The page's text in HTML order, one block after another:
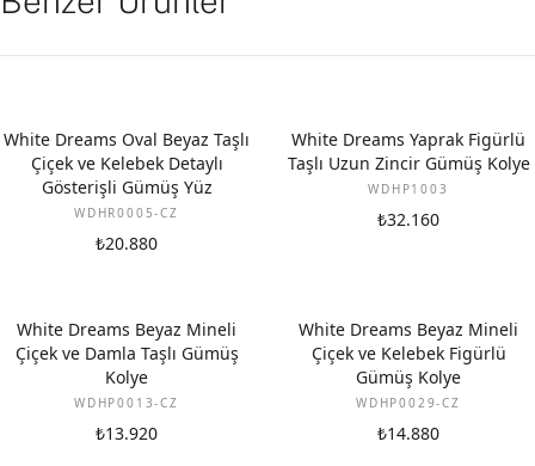
White Dreams Oval Beyaz Taşlı
Çiçek ve Kelebek Detaylı
Gösterişli Gümüş Yüz
WDHR0005-CZ
₺20.880
White Dreams Yaprak Figürlü
Taşlı Uzun Zincir Gümüş Kolye
WDHP1003
₺32.160
White Dreams Beyaz Mineli
Çiçek ve Damla Taşlı Gümüş
Kolye
WDHP0013-CZ
₺13.920
White Dreams Beyaz Mineli
Çiçek ve Kelebek Figürlü
Gümüş Kolye
WDHP0029-CZ
₺14.880